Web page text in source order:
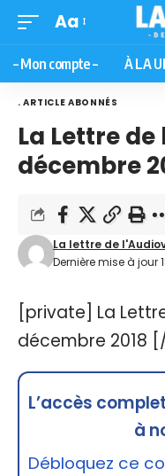
Aa
– Mon compte – À LA
. ARTICLE ABONNÉS
La Lettre de
décembre
Dernière mise à jour
La lettre de
[private] La
décembre 2018
L’accès
à
Débloquez ce